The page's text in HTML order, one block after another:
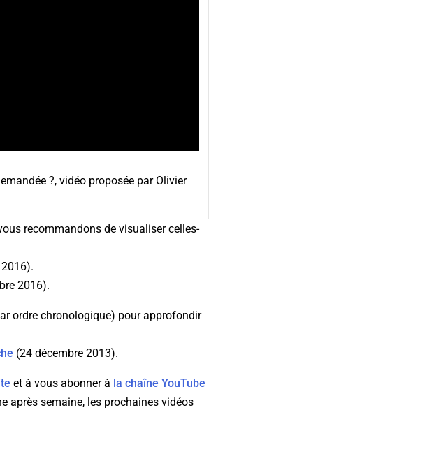
?, vidéo proposée par Olivier
recommandons de visualiser celles-
2016).
ordre chronologique) pour approfondir
(24 décembre 2013).
et à vous abonner à la chaîne YouTube
après semaine, les prochaines vidéos